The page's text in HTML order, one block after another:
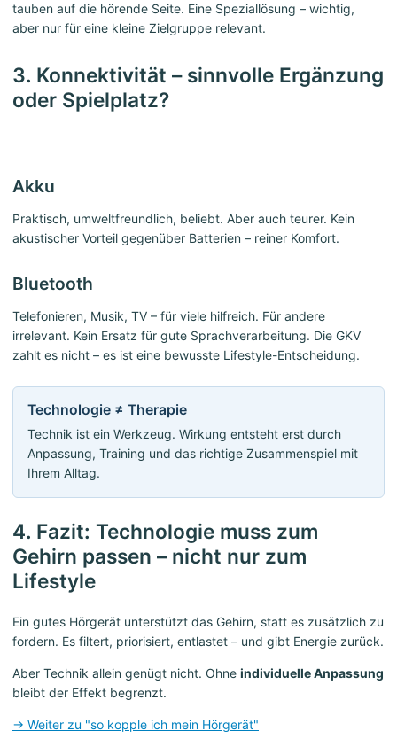
tauben auf die hörende Seite. Eine Speziallösung – wichtig,
aber nur für eine kleine Zielgruppe relevant.
3. Konnektivität – sinnvolle Ergänzung
oder Spielplatz?
Akku
Praktisch, umweltfreundlich, beliebt. Aber auch teurer. Kein
akustischer Vorteil gegenüber Batterien – reiner Komfort.
Bluetooth
Telefonieren, Musik, TV – für viele hilfreich. Für andere
irrelevant. Kein Ersatz für gute Sprachverarbeitung. Die GKV
zahlt es nicht – es ist eine bewusste Lifestyle-Entscheidung.
Technologie ≠ Therapie
Technik ist ein Werkzeug. Wirkung entsteht erst durch
Anpassung, Training und das richtige Zusammenspiel mit
Ihrem Alltag.
4. Fazit: Technologie muss zum
Gehirn passen – nicht nur zum
Lifestyle
Ein gutes Hörgerät unterstützt das Gehirn, statt es zusätzlich zu
fordern. Es filtert, priorisiert, entlastet – und gibt Energie zurück.
Aber Technik allein genügt nicht. Ohne individuelle Anpassung
bleibt der Effekt begrenzt.
→ Weiter zu "so kopple ich mein Hörgerät"